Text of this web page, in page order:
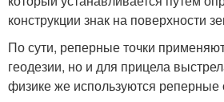
конструкции знак на поверхности
По сути, реперные точки
геодезии, но и для прицела
физике же используются реперные